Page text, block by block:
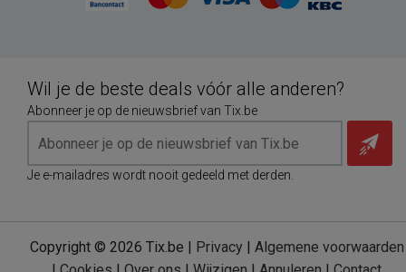
Wil je de beste deals vóór alle anderen?
Abonneer je op de nieuwsbrief van Tix.be
Je e-mailadres wordt nooit gedeeld met derden.
Copyright © 2026 Tix.be | Privacy | Algemene voorwaarden